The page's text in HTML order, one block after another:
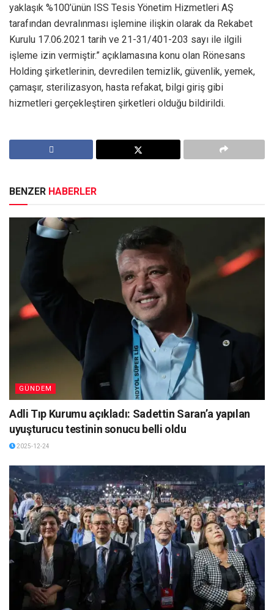
yaklaşık %100’ünün ISS Tesis Yönetim Hizmetleri AŞ
tarafından devralınması işlemine ilişkin olarak da Rekabet
Kurulu 17.06.2021 tarih ve 21-31/401-203 sayı ile ilgili
işleme izin vermiştir.” açıklamasına konu olan Rönesans
Holding şirketlerinin, devredilen temizlik, güvenlik, yemek,
çamaşır, sterilizasyon, hasta refakat, bilgi giriş gibi
hizmetleri gerçekleştiren şirketleri olduğu bildirildi.
BENZER HABERLER
GÜNDEM
Adli Tıp Kurumu açıkladı: Sadettin Saran’a yapılan
uyuşturucu testinin sonucu belli oldu
2025-12-24